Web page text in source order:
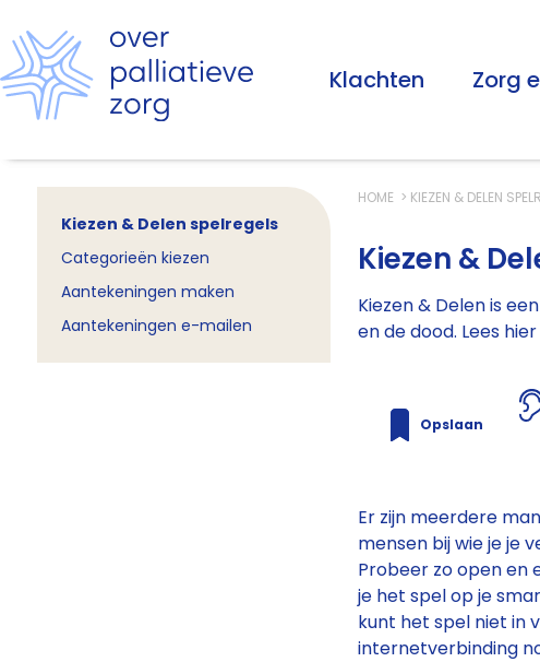
Klachten Zorg
Kiezen & Delen spelregels
Categorieën kiezen
Aantekeningen maken
Aantekeningen e-mailen
HOME KIEZEN & DELEN
Kiezen &
Kiezen & Delen is
en de dood. Lees
Opslaan
Er zijn meerdere
mensen bij wie je je
Probeer zo open en
je het spel op je
kunt het spel niet in
internetverbinding